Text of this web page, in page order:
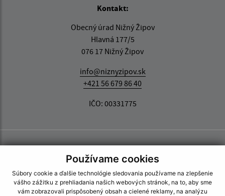
Používame cookies
Súbory cookie a ďalšie technológie sledovania používame na zlepšenie
vášho zážitku z prehliadania našich webových stránok, na to, aby sme
vám zobrazovali prispôsobený obsah a cielené reklamy, na analýzu
Kontakt:
Obecný úrad Nižný Žipov
Hlavná 177/5
076 17 Nižný Žipov
info@niznyzipov.sk
+421 56 679 86 40
IČO: 00331775